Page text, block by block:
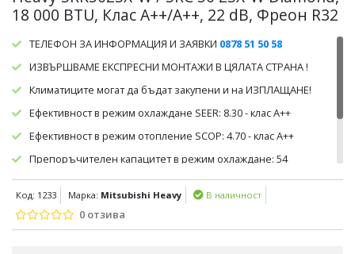
18 000 BTU, Клас A++/A++, 22 dB, Фреон R32
ТЕЛЕФОН ЗА ИНФОРМАЦИЯ И ЗАЯВКИ 0878 51 50 58
ИЗВЪРШВАМЕ ЕКСПРЕСНИ МОНТАЖИ В ЦЯЛАТА СТРАНА !
Климатиците могат да бъдат закупени и на ИЗПЛАЩАНЕ!
Ефективност в режим охлаждане SEER: 8.30 - клас А++
Ефективност в режим отопление SCOP: 4.70 - клас А++
Препоръчителен капацитет в режим охлаждане: 54
Препоръчителен капацитет в режим отопление: 46
кв.м/120 куб.м.
Код: 1233 Марка: Mitsubishi Heavy В наличност
0 отзива